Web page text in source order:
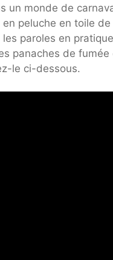
un monde de
peluche en toile
paroles en
panaches de
le ci-dessous.